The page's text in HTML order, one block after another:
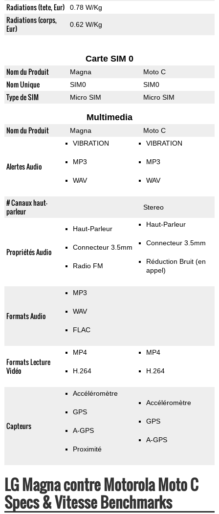
Radiations (tete, Eur) 0.78 W/Kg
Radiations (corps,
Eur)
0.62 W/Kg
Carte SIM 0
Nom du Produit Magna Moto C
Nom Unique SIM0 SIM0
Type de SIM Micro SIM Micro SIM
Multimedia
Nom du Produit Magna Moto C
Alertes Audio
VIBRATION
MP3
WAV
VIBRATION
MP3
WAV
# Canaux haut-
parleur
Stereo
Propriétés Audio
Haut-Parleur
Connecteur 3.5mm
Radio FM
Haut-Parleur
Connecteur 3.5mm
Réduction Bruit (en
appel)
Formats Audio
MP3
WAV
FLAC
Formats Lecture
Vidéo
MP4
H.264
MP4
H.264
Capteurs
Accéléromètre
GPS
A-GPS
Proximité
Accéléromètre
GPS
A-GPS
LG Magna contre Motorola Moto C
Specs & Vitesse Benchmarks